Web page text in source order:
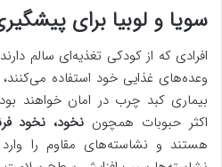
سویا و لوبیا برای
افرادی که از کودکی تغذیه‌ای سالم
وعده‌های غذایی خود استفاده می‌کنند،
بیماری کبد چرب در امان خواهند
اکثر حبوبات همچون نخود، نخود
هستند و نشاسته‌های مقاوم را